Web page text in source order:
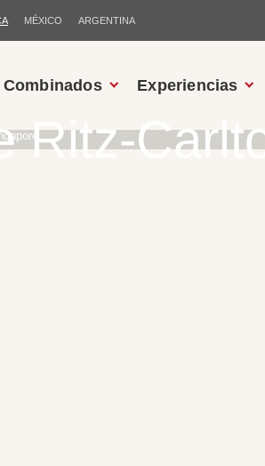
MÉXICO ARGENTINA
Combinados Experiencias
Ritz-